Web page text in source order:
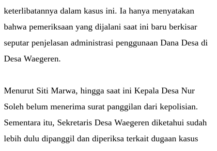
keterlibatannya dalam kasus ini. Ia hanya menyatakan
bahwa pemeriksaan yang dijalani saat ini baru berkisar
seputar penjelasan administrasi penggunaan Dana Desa di
Desa Waegeren.
Menurut Siti Marwa, hingga saat ini Kepala Desa Nur
Soleh belum menerima surat panggilan dari kepolisian.
Sementara itu, Sekretaris Desa Waegeren diketahui sudah
lebih dulu dipanggil dan diperiksa terkait dugaan kasus